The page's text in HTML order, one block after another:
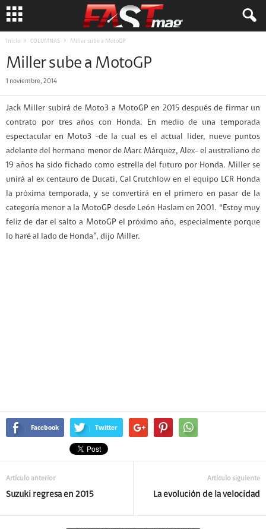
Inicio COLUMNAS Miller sube a MotoGP
Miller sube a MotoGP
1 noviembre, 2014
Jack Miller subirá de Moto3 a MotoGP en 2015 después de firmar un
contrato por tres años con Honda. En medio de una temporada
espectacular en Moto3 –de la cual es el actual líder, nueve puntos
adelante del hermano menor de Marc Márquez, Alex– el australiano de
19 años ha sido fichado como estrella del futuro por Honda. Miller se
unirá al ex centauro de Ducati, Cal Crutchlow en el equipo LCR Honda
la próxima temporada, y se convertirá en el primero en pasar de la
categoría menor a la MotoGP desde León Haslam en 2001. “Estoy muy
feliz de dar el salto a MotoGP el próximo año, especialmente porque
lo haré al lado de Honda”, dijo Miller.
Facebook Twitter
Artículo anterior
Suzuki regresa en 2015
Artículo siguiente
La evolución de la velocidad